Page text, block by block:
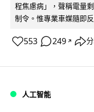
程焦慮病」，聲稱電量
制令。惟專業車媒隨即
553 249 ↗
人工智能